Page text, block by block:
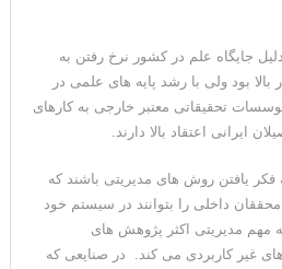
جایگاه علم در کشور نرخ رفتن به
بود ولی با رشد پایه های علمی در
تحقیقاتی معتبر خارجی به کارهای
ایرانی اعتقاد بالا دارند.
فکر یافتن روش های مدیریتی باشند که
داخلی را بتوانند در سیستم خود
مهم مدیریتی اکثر پژوهش های
غیر کاربردی می کند. در صنایعی که